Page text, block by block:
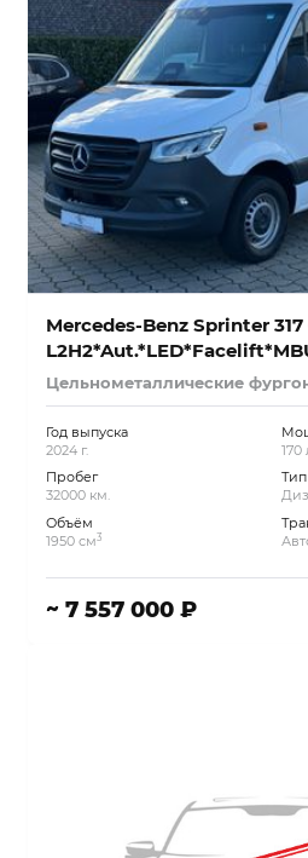
Mercedes-Benz Sprinter 317
Цельнометаллические
Год выпуска
2024 г.
Пробег
32000 км.
Объём
1950 см3
170
~ 7 557 000 ₽